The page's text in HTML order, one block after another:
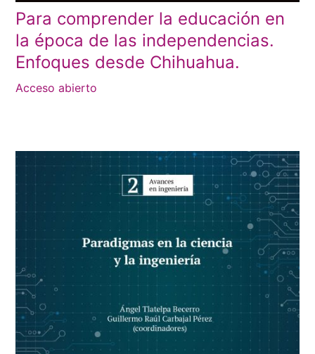
Para comprender la educación en
la época de las independencias.
Enfoques desde Chihuahua.
Acceso abierto